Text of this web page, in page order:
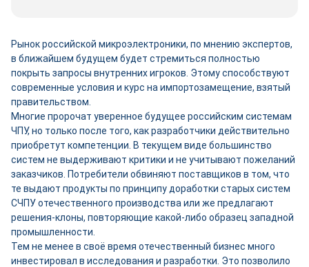
Рынок российской микроэлектроники, по мнению экспертов,
в ближайшем будущем будет стремиться полностью
покрыть запросы внутренних игроков. Этому способствуют
современные условия и курс на импортозамещение, взятый
правительством.
Многие пророчат уверенное будущее российским системам
ЧПУ, но только после того, как разработчики действительно
приобретут компетенции. В текущем виде большинство
систем не выдерживают критики и не учитывают пожеланий
заказчиков. Потребители обвиняют поставщиков в том, что
те выдают продукты по принципу доработки старых систем
СЧПУ отечественного производства или же предлагают
решения-­клоны, повторяющие какой‑либо образец западной
промышленности.
Тем не менее в своё время отечественный бизнес много
инвестировал в исследования и разработки. Это позволило